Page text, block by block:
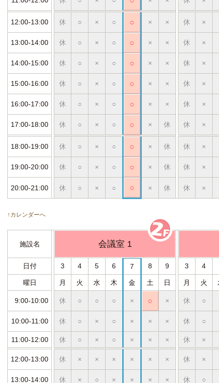
12:00-13:00 休 ○ × ○ ○ × × 休 ×
13:00-14:00 休 ○ × ○ ○ × × 休 ×
14:00-15:00 休 ○ × ○ ○ × × 休 ×
15:00-16:00 休 ○ × ○ ○ × × 休 ×
16:00-17:00 休 ○ × ○ ○ × × 休 ×
17:00-18:00 休 ○ × ○ ○ × 休 休 ×
18:00-19:00 休 ○ × ○ ○ × 休 休 ×
19:00-20:00 休 ○ × ○ ○ × 休 休 ×
20:00-21:00 休 ○ × ○ ○ × 休 休 ×
↑カレンダーへ
施設名 会議室 1
日付 3 4 5 6 7 8 9 3 4
曜日 月 火 水 木 金 土 日 月 火
9:00-10:00 休 ○ ○ ○ × ○ × 休 ○
10:00-11:00 休 ○ × ○ × × × 休 ○
11:00-12:00 休 ○ × ○ × × × 休 ×
12:00-13:00 休 × × × × × × 休 ×
13:00-14:00 休 × ○ × × × × 休 ○